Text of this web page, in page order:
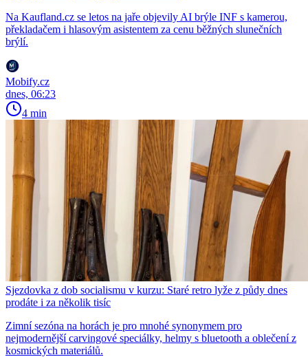
Na Kaufland.cz se letos na jaře objevily AI brýle INF s kamerou,
překladačem i hlasovým asistentem za cenu běžných slunečních
brýlí.
Mobify.cz
dnes, 06:23
4 min
Sjezdovka z dob socialismu v kurzu: Staré retro lyže z půdy dnes
prodáte i za několik tisíc
Zimní sezóna na horách je pro mnohé synonymem pro
nejmodernější carvingové speciálky, helmy s bluetooth a oblečení z
kosmických materiálů.